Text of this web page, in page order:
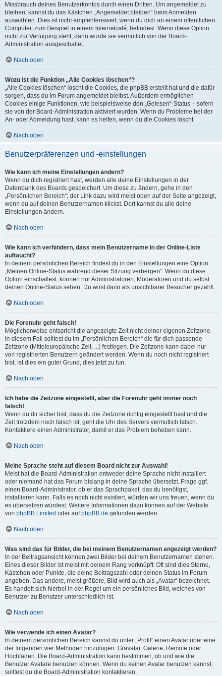
Missbrauch deines Benutzerkontos durch einen Dritten. Um angemeldet zu
bleiben, kannst du das Kästchen „Angemeldet bleiben“ beim Anmelden
auswählen. Dies ist nicht empfehlenswert, wenn du dich an einem öffentlichen
Computer, zum Beispiel in einem Internetcafé, befindest. Wenn diese Option
nicht zur Verfügung steht, dann wurde sie vermutlich von der Board-
Administration ausgeschaltet.
Nach oben
Wozu ist die Funktion „Alle Cookies löschen“?
„Alle Cookies löschen“ löscht die Cookies, die phpBB erstellt hat und die dafür
sorgen, dass du im Forum angemeldet bleibst. Außerdem ermöglichen
Cookies einige Funktionen, wie beispielsweise den „Gelesen“-Status – sofern
sie von der Board-Administration aktiviert wurden. Wenn du Probleme bei der
An- oder Abmeldung hast, kann es helfen, wenn du die Cookies löscht.
Nach oben
Benutzerpräferenzen und -einstellungen
Wie kann ich meine Einstellungen ändern?
Wenn du dich registriert hast, werden alle deine Einstellungen in der
Datenbank des Boards gespeichert. Um diese zu ändern, gehe in den
„Persönlichen Bereich“; der Link dazu wird meist oben auf der Seite angezeigt,
wenn du auf deinen Benutzernamen klickst. Dort kannst du alle deine
Einstellungen ändern.
Nach oben
Wie kann ich verhindern, dass mein Benutzername in der Online-Liste
auftaucht?
In deinem persönlichen Bereich findest du in den Einstellungen eine Option
„Meinen Online-Status während dieser Sitzung verbergen“. Wenn du diese
Option einschaltest, können nur Administratoren, Moderatoren und du selbst
deinen Online-Status sehen. Du wirst dann als unsichtbarer Besucher gezählt.
Nach oben
Die Forenuhr geht falsch!
Möglicherweise entspricht die angezeigte Zeit nicht deiner eigenen Zeitzone.
In diesem Fall solltest du im „Persönlichen Bereich“ die für dich passende
Zeitzone (Mitteleuropäische Zeit, ...) festlegen. Die Zeitzone kann dabei nur
von registrierten Benutzern geändert werden. Wenn du noch nicht registriert
bist, ist dies ein guter Grund, dies jetzt zu tun.
Nach oben
Ich habe die Zeitzone eingestellt, aber die Forenuhr geht immer noch
falsch!
Wenn du dir sicher bist, dass du die Zeitzone richtig eingestellt hast und die
Zeit trotzdem noch falsch ist, geht die Uhr des Servers vermutlich falsch.
Kontaktiere einen Administrator, damit er das Problem beheben kann.
Nach oben
Meine Sprache steht auf diesem Board nicht zur Auswahl!
Meist hat die Board-Administration entweder deine Sprache nicht installiert
oder niemand hat das Forum bislang in deine Sprache übersetzt. Frage ggf.
einen Board-Administrator, ob er das Sprachpaket, das du benötigst,
installieren kann. Falls es noch nicht existiert, würden wir uns freuen, wenn du
es übersetzen würdest. Weitere Informationen dazu können auf der Website
von phpBB Limited oder aufphpBB.de gefunden werden.
Nach oben
Was sind das für Bilder, die bei meinem Benutzernamen angezeigt werden?
In der Beitragsansicht können zwei Bilder bei deinem Benutzernamen stehen.
Eines dieser Bilder ist meist mit deinem Rang verknüpft: Oft sind dies Sterne,
Kästchen oder Punkte, die deine Beitragszahl oder deinen Status im Forum
angeben. Das andere, meist größere, Bild wird auch als „Avatar“ bezeichnet.
Es handelt sich hierbei in der Regel um ein persönliches Bild, welches von
Benutzer zu Benutzer unterschiedlich ist.
Nach oben
Wie verwende ich einen Avatar?
In deinem persönlichen Bereich kannst du unter „Profil“ einen Avatar über eine
der folgenden vier Methoden hinzufügen: Gravatar, Galerie, Remote oder
Hochladen. Die Board-Administration kann bestimmen, ob und wie die
Benutzer Avatare benutzen können. Wenn du keinen Avatar benutzen kannst,
solltest du die Board-Administration kontaktieren.